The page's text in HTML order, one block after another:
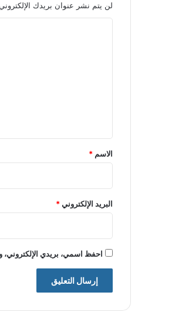
لن يتم نشر عنوان بريدك
*
الاسم *
البريد الإلكتروني*
احفظ اسمي، بريدي الإلكتروني،